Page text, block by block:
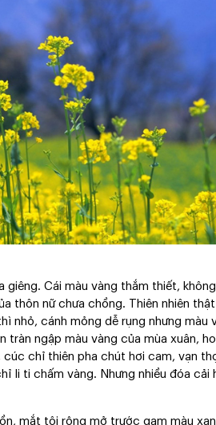
giêng. Cái màu vàng thắm thiết,
thôn nữ chưa chồng. Thiên nhiên
nhỏ, cánh mỏng dễ rụng nhưng màu
tràn ngập màu vàng của mùa xuân,
chỉ thiên pha chút hơi cam, vạn
li ti chấm vàng. Nhưng nhiều đóa cải
mắt tôi rộng mở trước gam màu